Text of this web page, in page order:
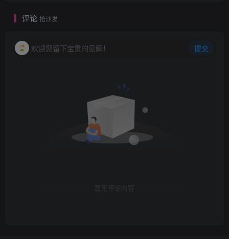
评论 抢沙发
欢迎您留下宝贵的见解！ 提交
暂无评论内容